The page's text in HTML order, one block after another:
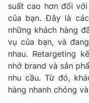
suất cao hơn đối
của bạn. Đây là
những khách hàng
vụ của bạn, và
nhau. Retargeting
nhớ brand và sản
nhu cầu. Từ đó,
hàng nhanh chóng